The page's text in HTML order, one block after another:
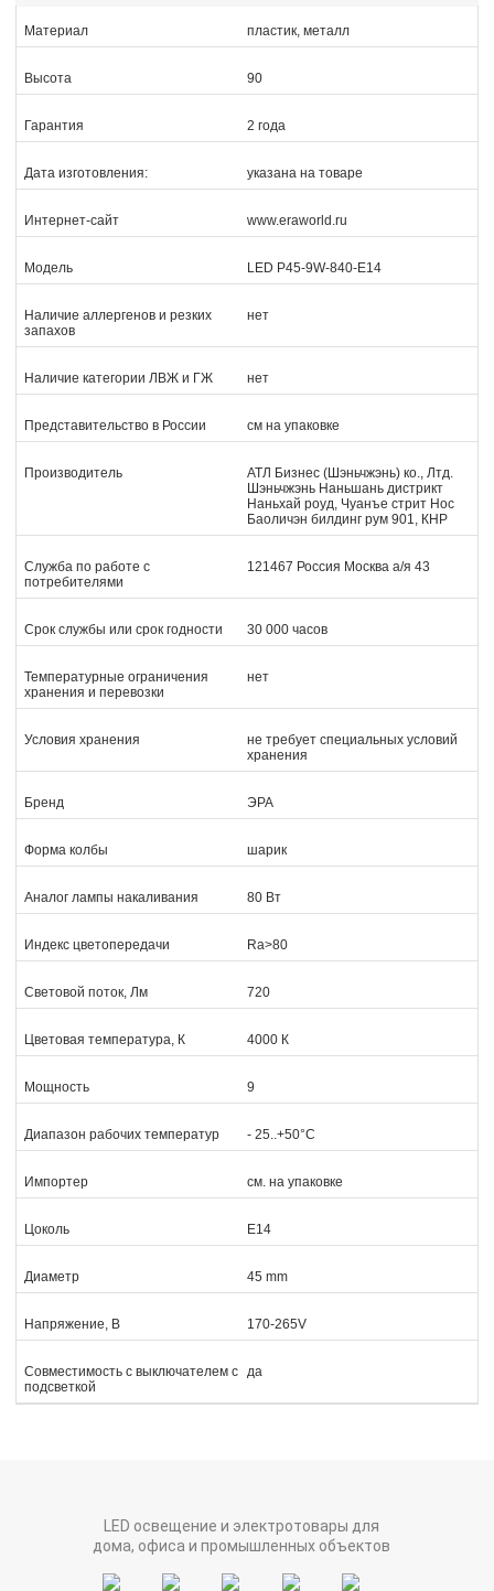
Материал пластик, металл
Высота 90
Гарантия 2 года
Дата изготовления: указана на товаре
Интернет-сайт www.eraworld.ru
Модель LED P45-9W-840-E14
Наличие аллергенов и резких
запахов
нет
Наличие категории ЛВЖ и ГЖ нет
Представительство в России см на упаковке
Производитель
АТЛ Бизнес (Шэньчжэнь) ко., Лтд.
Шэньчжэнь Наньшань дистрикт
Наньхай роуд, Чуанъе стрит Нос
Баоличэн билдинг рум 901, КНР
Служба по работе с
потребителями
121467 Россия Москва а/я 43
Срок службы или срок годности 30 000 часов
Температурные ограничения
хранения и перевозки
нет
Условия хранения
не требует специальных условий
хранения
Бренд ЭРА
Форма колбы шарик
Аналог лампы накаливания 80 Вт
Индекс цветопередачи Ra>80
Световой поток, Лм 720
Цветовая температура, К 4000 К
Мощность 9
Диапазон рабочих температур - 25..+50°C
Импортер см. на упаковке
Цоколь Е14
Диаметр 45 mm
Напряжение, В 170-265V
Совместимость с выключателем с
подсветкой
да
LED освещение и электротовары для
дома, офиса и промышленных объектов